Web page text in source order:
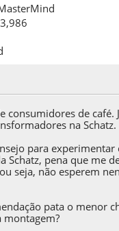
consumidores de café.
na Schatz.
para experimentar
Schatz, pena que me
seja, não esperem
pata o menor
montagem?